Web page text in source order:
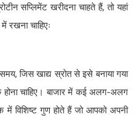
सप्लिमेंट खरीदना चाहते हैं, तो यहां
रखना चाहिएः
जिस खाद्य स्रोत से इसे बनाया गया
चाहिए। बाजार में कई अलग-अलग
में विशिष्ट गुण होते हैं जो आपको अपनी